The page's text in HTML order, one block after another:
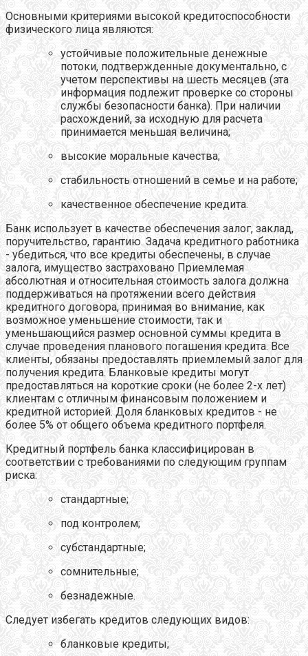
Основными критериями высокой кредитоспособности
физического лица являются:
устойчивые положительные денежные
потоки, подтвержденные документально, с
учетом перспективы на шесть месяцев (эта
информация подлежит проверке со стороны
службы безопасности банка). При наличии
расхождений, за исходную для расчета
принимается меньшая величина;
высокие моральные качества;
стабильность отношений в семье и на работе;
качественное обеспечение кредита.
Банк использует в качестве обеспечения залог, заклад,
поручительство, гарантию. Задача кредитного работника
- убедиться, что все кредиты обеспечены, в случае
залога, имущество застраховано Приемлемая
абсолютная и относительная стоимость залога должна
поддерживаться на протяжении всего действия
кредитного договора, принимая во внимание, как
возможное уменьшение стоимости, так и
уменьшающийся размер основной суммы кредита в
случае проведения планового погашения кредита. Все
клиенты, обязаны предоставлять приемлемый залог для
получения кредита. Бланковые кредиты могут
предоставляться на короткие сроки (не более 2-х лет)
клиентам с отличным финансовым положением и
кредитной историей. Доля бланковых кредитов - не
более 5% от общего объема кредитного портфеля.
Кредитный портфель банка классифицирован в
соответствии с требованиями по следующим группам
риска:
стандартные;
под контролем;
субстандартные;
сомнительные;
безнадежные.
Следует избегать кредитов следующих видов:
бланковые кредиты;